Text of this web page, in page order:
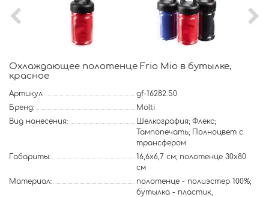
Охлаждающее полотенце Frio Mio в бутылке,
красное
Артикул
gf-16282.50
Бренд:
Molti
Вид нанесения:
Шелкография; Флекс;
Тампопечать; Полноцвет с
трансфером
Габариты:
16,6х6,7 см; полотенце 30x80
см
Материал:
полотенце - полиэстер 100%;
бутылка - пластик,